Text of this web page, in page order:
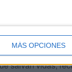
MÁS OPCIONES
ellos Nabila
. Una
”, denuncia el
para
salvan vidas,